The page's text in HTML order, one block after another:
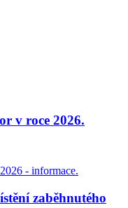
v roce 2026.
- informace.
zaběhnutého